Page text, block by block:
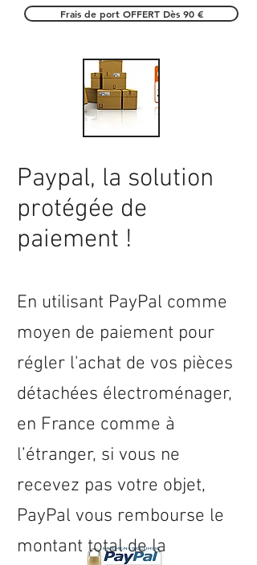
Frais de port OFFERT Dès 90 €
Paypal, la solution
protégée de
paiement !
En utilisant PayPal comme
moyen de paiement pour
régler l'achat de vos pièces
détachées électroménager,
en France comme à
l’étranger, si vous ne
recevez pas votre objet,
PayPal vous rembourse le
montant total de la